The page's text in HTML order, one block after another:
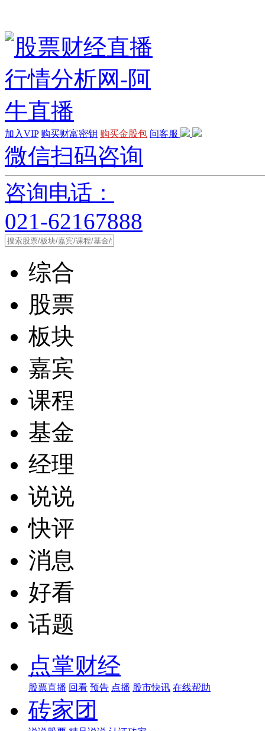
加入VIP 购买财富密钥 购买金股包 问客服
微信扫码咨询
咨询电话：
021-62167888
综合
股票
板块
嘉宾
课程
基金
经理
说说
快评
消息
好看
话题
点掌财经
股票直播 回看 预告 点播 股市快讯 在线帮助
砖家团